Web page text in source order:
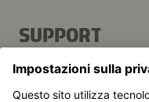
SUPPORT
Contatti